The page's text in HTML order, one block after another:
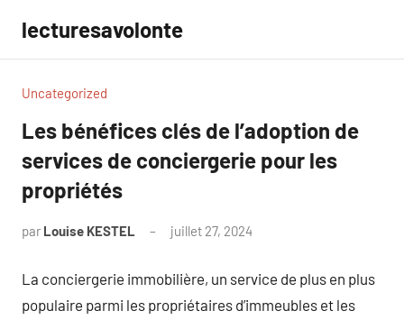
contenu
lecturesavolonte
Uncategorized
Les bénéfices clés de l’adoption de
services de conciergerie pour les
propriétés
par Louise KESTEL juillet 27, 2024
La conciergerie immobilière, un service de plus en plus
populaire parmi les propriétaires d’immeubles et les